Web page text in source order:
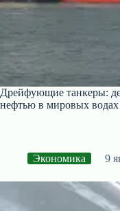
Дрейфующие танкеры:
нефтью в мировых водах
Экономика 9